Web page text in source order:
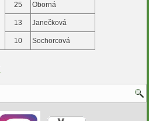
25 Oborná
13 Janečková
10 Sochorcová